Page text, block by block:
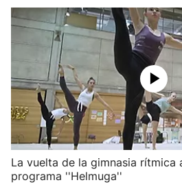
Baloncesto
Ciclismo
Herri-kirolak
Balonmano
Kirolak 360
La vuelta de la gimnasia rítmica
programa ''Helmuga''